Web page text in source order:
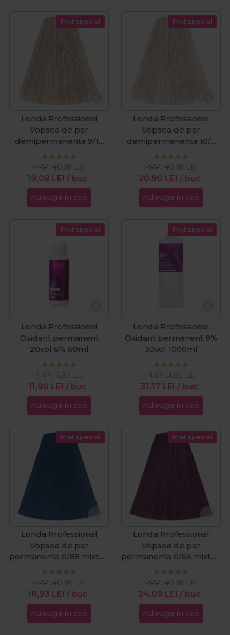
Pret special
Londa Professional
Vopsea de par
demipermanenta 9/16
blond luminos cenusiu
violet 60ml
19,08 LEI / buc
PRP: 40,18 LEI
Adauga in cos
Pret special
Londa Professional
Vopsea de par
demipermanenta 10/6
blond solar violet 60ml
20,90 LEI / buc
PRP: 40,18 LEI
Adauga in cos
Pret special
Londa Professional
Oxidant permanent
20vol 6% 60ml
11,90 LEI / buc
PRP: 16,93 LEI
Adauga in cos
Pret special
Londa Professional
Oxidant permanent 9%
30vol 1000ml
31,17 LEI / buc
PRP: 51,82 LEI
Adauga in cos
Pret special
Londa Professional
Vopsea de par
permanenta 0/88 mixton
albastru perlat 60ml
18,93 LEI / buc
PRP: 40,18 LEI
Adauga in cos
Pret special
Londa Professional
Vopsea de par
permanenta 0/66 mixton
violet intens 60ml
24,09 LEI / buc
PRP: 40,18 LEI
Adauga in cos